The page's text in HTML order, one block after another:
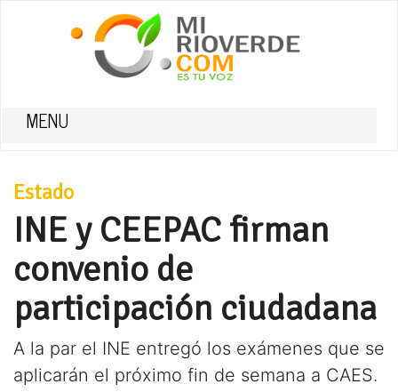
MENU
Estado
INE y CEEPAC firman
convenio de
participación ciudadana
A la par el INE entregó los exámenes que se
aplicarán el próximo fin de semana a CAES.